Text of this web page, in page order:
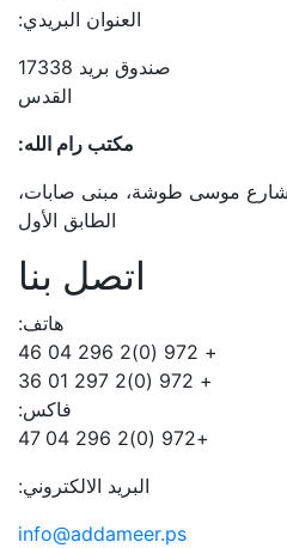
العنوان البريدي:
صندوق بريد 17338
القدس
مكتب رام الله:
شارع موسى طوشة، مبنى صابات،
الطابق الأول
اتصل بنا
هاتف:
+ 972 (0)2 296 04 46
+ 972 (0)2 297 01 36
فاكس:
البريد الالكتروني:
info@addameer.ps